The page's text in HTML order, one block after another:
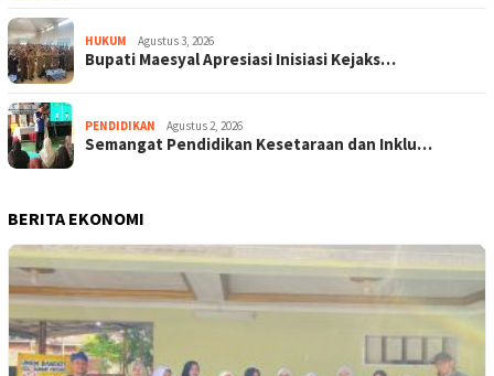
HUKUM Agustus 3, 2026
Bupati Maesyal Apresiasi Inisiasi Kejaks…
PENDIDIKAN Agustus 2, 2026
Semangat Pendidikan Kesetaraan dan Inklu…
BERITA EKONOMI